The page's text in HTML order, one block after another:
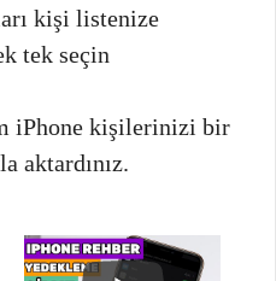
kişi listenize
tek seçin
iPhone kişilerinizi bir
aktardınız.